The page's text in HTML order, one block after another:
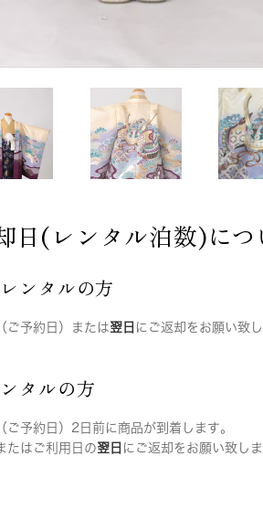
日(レンタル泊数)につ
ンタルの方
ご予約日）または翌日 にご返却をお願い致
タルの方
ご予約日）2日前に商品が到着します。
たはご利用日の翌日 にご返却をお願い致し